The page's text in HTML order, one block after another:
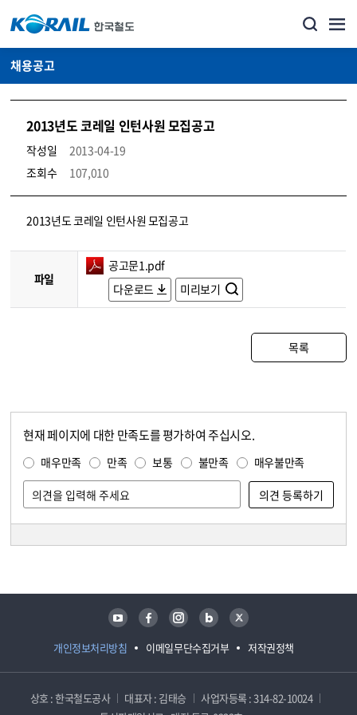
채용공고
2013년도 코레일 인턴사원 모집공고
작성일
2013-04-19
조회수
107,010
코레일소개_경영공시_채용공고 상세보기 – 내용, 파일, 담당자 연락처로 구성
2013년도 코레일 인턴사원 모집공고
파일
공고문1.pdf
다운로드
미리보기
목록
현재 페이지에 대한 만족도를 평가하여 주십시오.
매우만족 만족 보통 불만족 매우불만족
개인정보처리방침 이메일무단수집거부 저작권정책
유튜브 페이스북 인스타그램 블로그 트위터
상호 : 한국철도공사 대표자 : 김태승
사업자등록 : 314-82-10024